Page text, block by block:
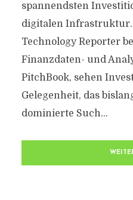
spannendsten
digitalen Infrastruktur.
Technology Reporter
Finanzdaten- und
PitchBook, sehen
Gelegenheit, das
dominierte Such...